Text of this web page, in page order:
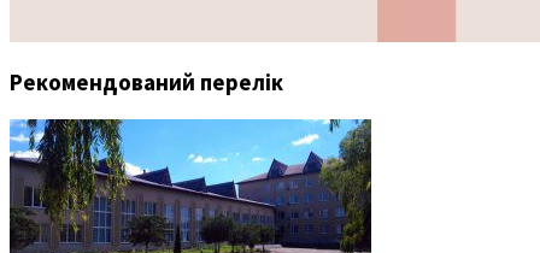
Рекомендований перелік